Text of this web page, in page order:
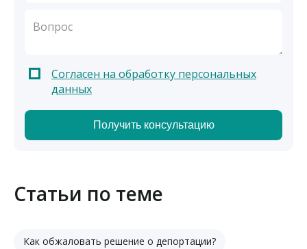
Согласен на обработку персональных
данных
Статьи по теме
Как обжаловать решение о депортации?